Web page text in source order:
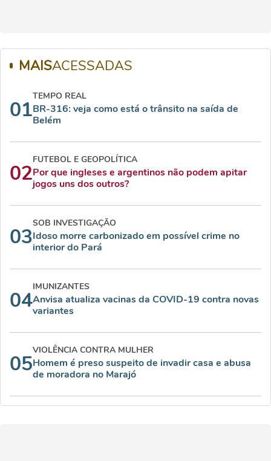
MAISACESSADAS
01
TEMPO REAL
BR-316: veja como está o trânsito na saída de
Belém
02
FUTEBOL E GEOPOLÍTICA
Por que ingleses e argentinos não podem apitar
jogos uns dos outros?
03
SOB INVESTIGAÇÃO
Idoso morre carbonizado em possível crime no
interior do Pará
04
IMUNIZANTES
Anvisa atualiza vacinas da COVID-19 contra novas
variantes
05
VIOLÊNCIA CONTRA MULHER
Homem é preso suspeito de invadir casa e abusa
de moradora no Marajó